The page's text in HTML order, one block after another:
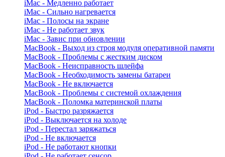
iMac - Медленно работает
iMac - Сильно нагревается
iMac - Полосы на экране
iMac - Не работает звук
iMac - Завис при обновлении
MacBook - Выход из строя модуля оперативной памяти
MacBook - Проблемы с жестким диском
MacBook - Неисправность шлейфа
MacBook - Необходимость замены батареи
MacBook - Не включается
MacBook - Проблемы с системой охлаждения
MacBook - Поломка материнской платы
iPod - Быстро разряжается
iPod - Выключается на холоде
iPod - Перестал заряжаться
iPod - Не включается
iPod - Не работают кнопки